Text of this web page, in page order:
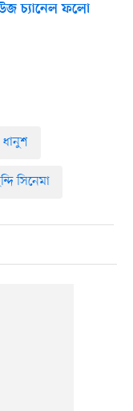
চ্যানেল ফলো
ধানুশ
সিনেমা